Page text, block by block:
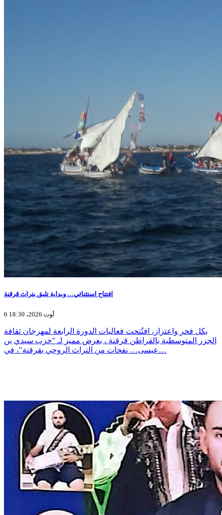
افتتاح استثنائي… وبداية تليق بتراث قرقنة
6 أوت 2026، 18:30
بكل فخر واعتزاز، افتُتحت فعاليات الدورة الرابعة لمهرجان ثقافة
الجزر المتوسطية بالقراطن قرقنة ، بعرض مميز لـ "حزب سيدي بن
عيسى… نفحات من التراث الروحي بقرقنة"، في…